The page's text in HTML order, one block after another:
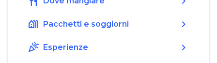
holiday_village Pacchetti e soggiorni chevron_right
celebration Esperienze chevron_right